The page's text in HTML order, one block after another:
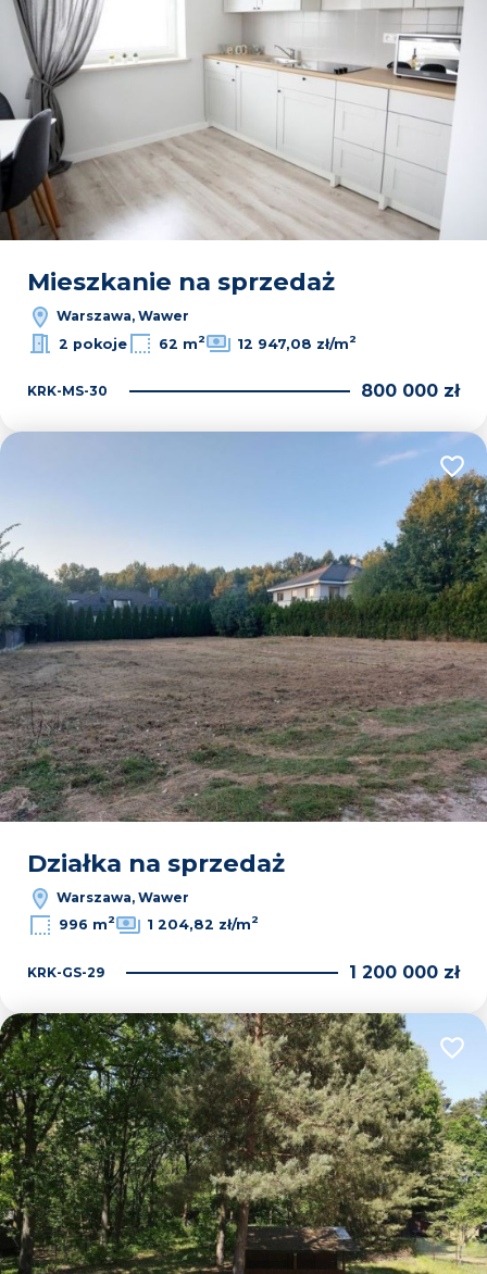
Mieszkanie na sprzedaż
Warszawa, Wawer
2 pokoje
62 m2 12 947,08 zł/m2
KRK-MS-30 800 000 zł
Działka na sprzedaż
Warszawa, Wawer
996 m2 1 204,82 zł/m2
KRK-GS-29 1 200 000 zł